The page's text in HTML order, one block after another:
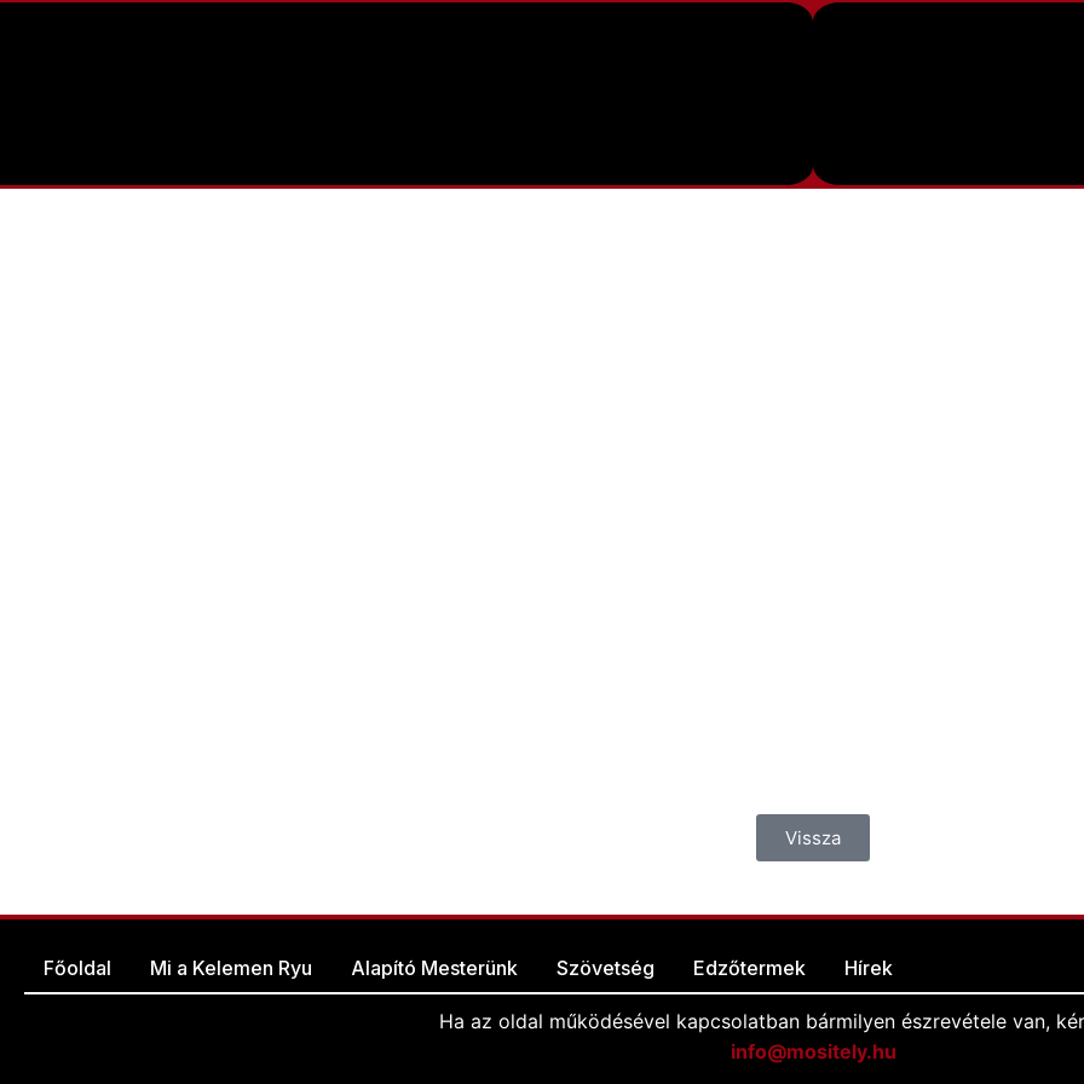
Vissza
Főoldal Mi a Kelemen Ryu Alapító Mesterünk Szövetség Edzőtermek Hírek
Ha az oldal működésével kapcsolatban bármilyen észrevétele van,
info@mositely.hu